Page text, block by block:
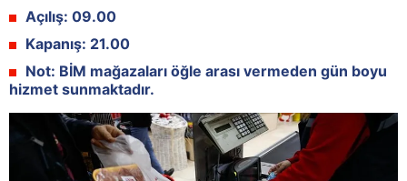
Açılış: 09.00
Kapanış: 21.00
Not: BİM mağazaları öğle arası vermeden gün boyu
hizmet sunmaktadır.